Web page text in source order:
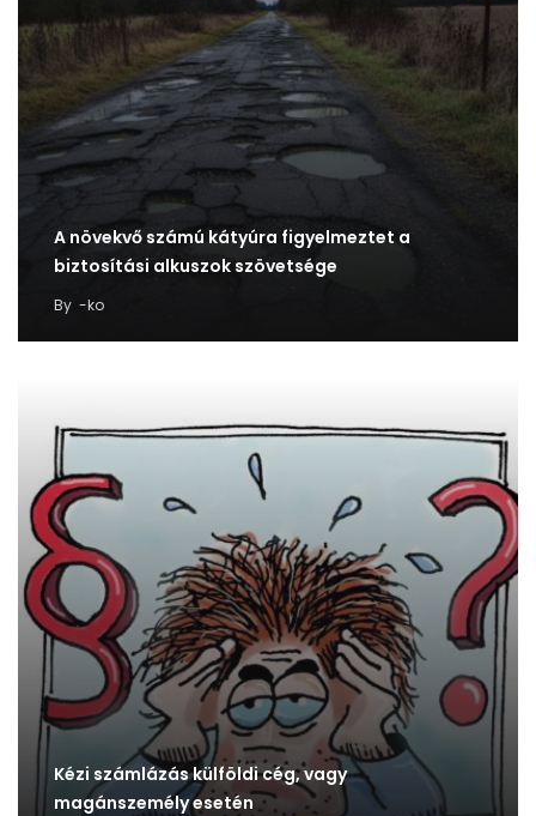
A növekvő számú kátyúra figyelmeztet a
biztosítási alkuszok szövetsége
By -ko
Kézi számlázás külföldi cég, vagy
magánszemély esetén